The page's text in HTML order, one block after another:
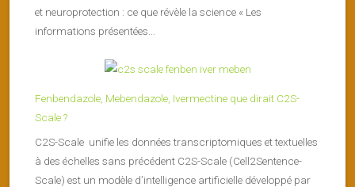
et neuroprotection : ce que révèle la science « Les
informations présentées...
Fenbendazole, Mebendazole, Ivermectine que dirait C2S-
Scale ?
C2S-Scale unifie les données transcriptomiques et textuelles
à des échelles sans précédent C2S-Scale (Cell2Sentence-
Scale) est un modèle d’intelligence artificielle développé par